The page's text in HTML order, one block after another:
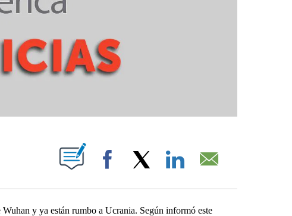
NEW PAGES ON "".
Facebook
y ya están rumbo a Ucrania. Según informó este